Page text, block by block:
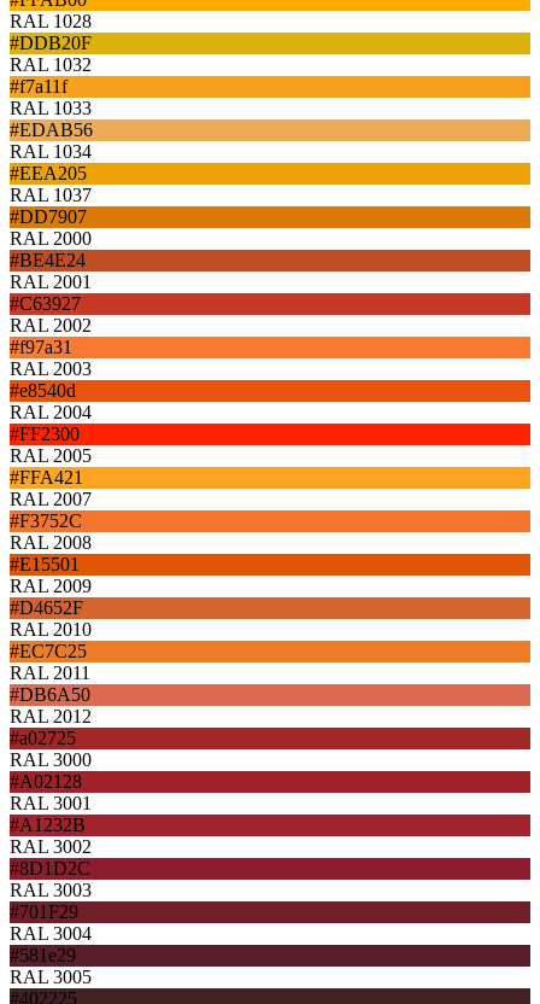
RAL 1028
#DDB20F
RAL 1032
#f7a11f
RAL 1033
#EDAB56
RAL 1034
#EEA205
RAL 1037
#DD7907
RAL 2000
#BE4E24
RAL 2001
#C63927
RAL 2002
#f97a31
RAL 2003
#e8540d
RAL 2004
#FF2300
RAL 2005
#FFA421
RAL 2007
#F3752C
RAL 2008
#E15501
RAL 2009
#D4652F
RAL 2010
#EC7C25
RAL 2011
#DB6A50
RAL 2012
#a02725
RAL 3000
#A02128
RAL 3001
#A1232B
RAL 3002
#8D1D2C
RAL 3003
#701F29
RAL 3004
#581e29
RAL 3005
#402225